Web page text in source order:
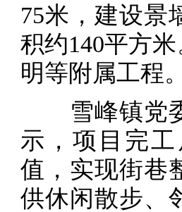
75米，建设景
积约140平方
明等附属工程。
雪峰镇党委
示，项目完
值，实现街巷
供休闲散步、